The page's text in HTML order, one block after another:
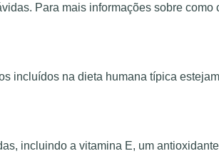
Para mais informações sobre
incluídos na dieta humana típica
incluindo a vitamina E, um